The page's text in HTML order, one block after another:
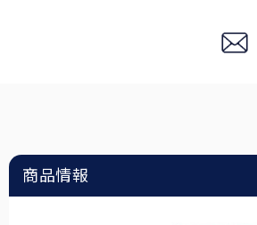
広めのつばであれば首後ろまでしっかり遮
サッと着用するだけでお顔周りをしっかり遮